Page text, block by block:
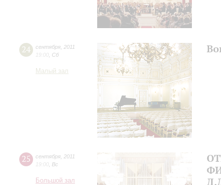
24 сентября 2011
19:00 Сб
Малый зал
25 сентября 2011
19:00 Вс
Большой зал